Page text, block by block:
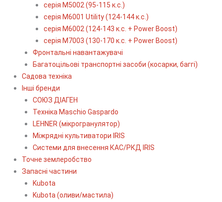
серія М5002 (95-115 к.с.)
серія M6001 Utility (124-144 к.с.)
серія М6002 (124-143 к.с. + Power Boost)
серія М7003 (130-170 к.с. + Power Boost)
Фронтальні навантажувачі
Багатоцільові транспортні засоби (косарки, баггі)
Садова техніка
Інші бренди
СОЮЗ ДІАГЕН
Техніка Maschio Gaspardo
LEHNER (мікрогранулятор)
Міжрядні культиватори IRIS
Системи для внесення КАС/РКД IRIS
Точне землеробство
Запасні частини
Kubota
Kubota (оливи/мастила)